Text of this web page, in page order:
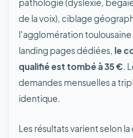
pathologie (dyslexie,
de la voix), ciblage
l'agglomération
landing pages dédiées, le
qualifié est tombé à 35 €.
demandes mensuelles a
identique.
Les résultats varient selon